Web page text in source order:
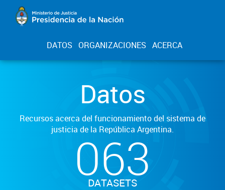
DATOS ORGANIZACIONES ACERCA
Datos
Recursos acerca del funcionamiento del sistema de
justicia de la República Argentina.
063
DATASETS